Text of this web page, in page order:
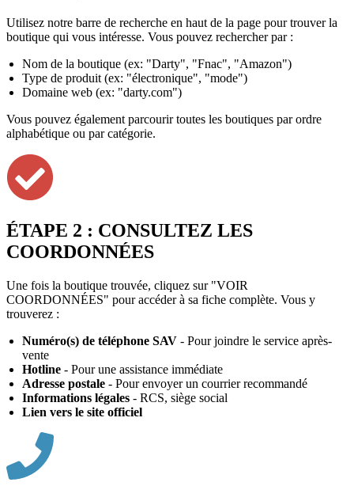
Utilisez notre barre de recherche en haut de la page pour trouver la
boutique qui vous intéresse. Vous pouvez rechercher par :
Nom de la boutique (ex: "Darty", "Fnac", "Amazon")
Type de produit (ex: "électronique", "mode")
Domaine web (ex: "darty.com")
Vous pouvez également parcourir toutes les boutiques par ordre
alphabétique ou par catégorie.
ÉTAPE 2 : CONSULTEZ LES
COORDONNÉES
Une fois la boutique trouvée, cliquez sur "VOIR
COORDONNÉES" pour accéder à sa fiche complète. Vous y
trouverez :
Numéro(s) de téléphone SAV - Pour joindre le service après-
vente
Hotline - Pour une assistance immédiate
Adresse postale - Pour envoyer un courrier recommandé
Informations légales - RCS, siège social
Lien vers le site officiel